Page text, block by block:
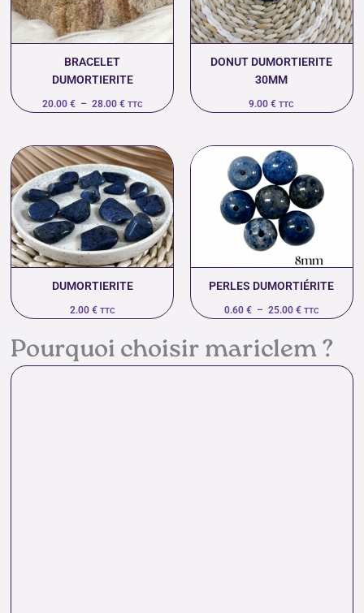
BRACELET
DUMORTIERITE
20.00 € – 28.00 € TTC
DONUT DUMORTIERITE
30MM
9.00€ TTC
DUMORTIERITE
2.00 € TTC
PERLES DUMORTIÉRITE
0.60 € – 25.00 €
prix :
0.60 €
à
25.00 €
TTC
Pourquoi choisir mariclem ?